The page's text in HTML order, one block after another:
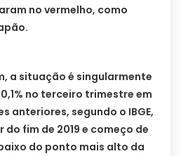
no vermelho, como
a situação é singularmente
no terceiro trimestre em
anteriores, segundo o IBGE,
fim de 2019 e começo de
do ponto mais alto da